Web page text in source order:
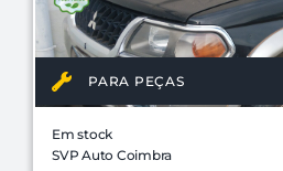
PARA PEÇAS
Em stock
SVP Auto Coimbra